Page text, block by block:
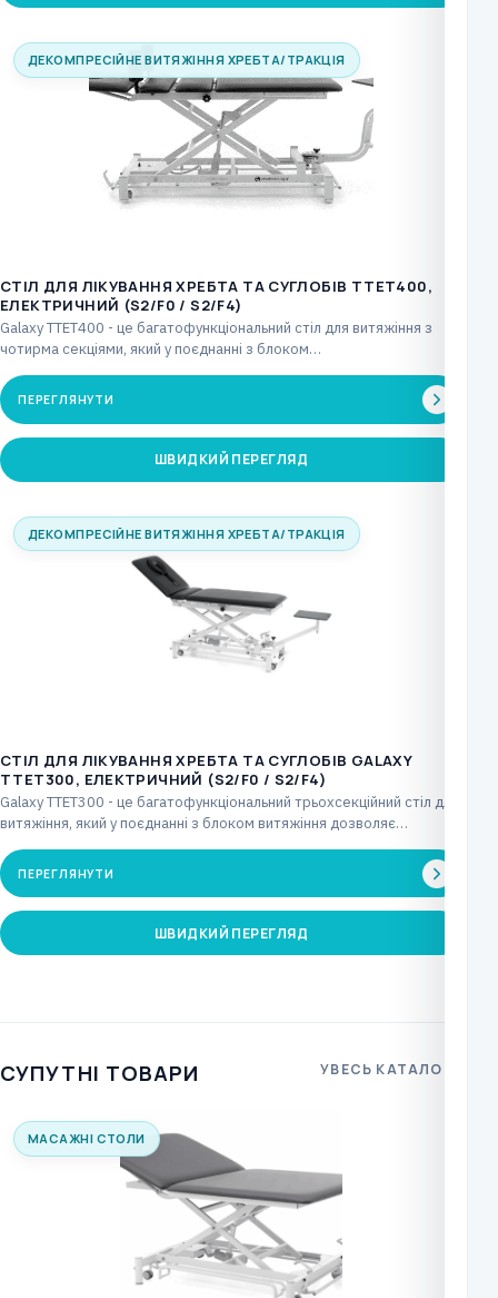
ДЕКОМПРЕСІЙНЕ ВИТЯЖІННЯ ХРЕБТА/ТРАКЦІЯ
CТІЛ ДЛЯ ЛІКУВАННЯ ХРЕБТА ТА СУГЛОБІВ TTET400,
ЕЛЕКТРИЧНИЙ (S2/F0 / S2/F4)
Galaxy TTET400 - це багатофункціональний стіл для витяжіння з
чотирма секціями, який у поєднанні з блоком…
ПЕРЕГЛЯНУТИ
ШВИДКИЙ ПЕРЕГЛЯД
ДЕКОМПРЕСІЙНЕ ВИТЯЖІННЯ ХРЕБТА/ТРАКЦІЯ
CТІЛ ДЛЯ ЛІКУВАННЯ ХРЕБТА ТА СУГЛОБІВ GALAXY
TTET300, ЕЛЕКТРИЧНИЙ (S2/F0 / S2/F4)
Galaxy TTET300 - це багатофункціональний трьохсекційний стіл для
витяжіння, який у поєднанні з блоком витяжіння дозволяє…
ПЕРЕГЛЯНУТИ
ШВИДКИЙ ПЕРЕГЛЯД
СУПУТНІ ТОВАРИ УВЕСЬ КАТАЛОГ
МАСАЖНІ СТОЛИ